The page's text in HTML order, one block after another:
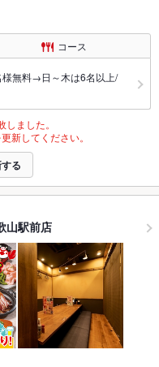
コース
様無料→日～木は6名以上/
ました。
新してください。
る
山駅前店